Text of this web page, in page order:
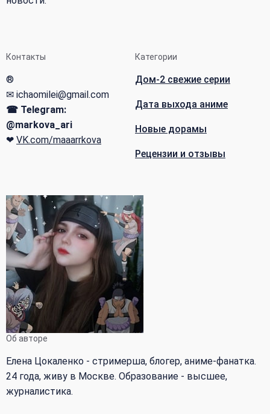
Контакты
®
✉ ichaomilei@gmail.com
☎ Telegram:
@markova_ari
❤ VK.com/maaarrkova
Категории
Дом-2 свежие серии
Дата выхода аниме
Новые дорамы
Рецензии и отзывы
Об авторе
Елена Цокаленко - стримерша, блогер, аниме-фанатка.
24 года, живу в Москве. Образование - высшее,
журналистика.